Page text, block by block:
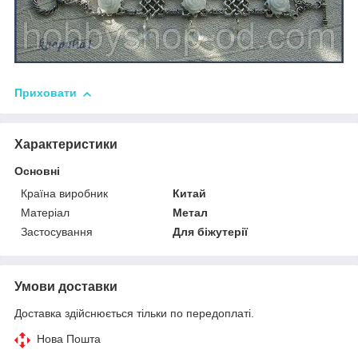
Приховати
Характеристики
Основні
Країна виробник
Китай
Матеріал
Метал
Застосування
Для біжутерії
Умови доставки
Доставка здійснюється тільки по передоплаті.
Нова Пошта